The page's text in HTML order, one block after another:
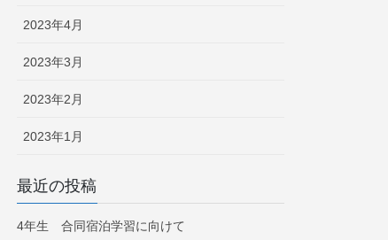
2023年4月
2023年3月
2023年2月
2023年1月
最近の投稿
4年生 合同宿泊学習に向けて